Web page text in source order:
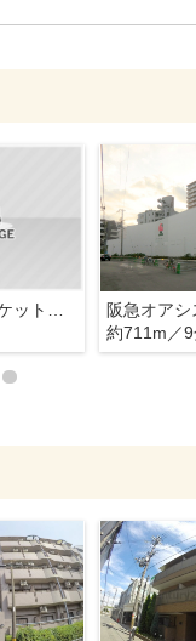
阪急オア
約711m／